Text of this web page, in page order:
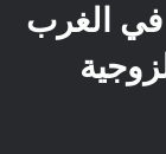
في الغرب